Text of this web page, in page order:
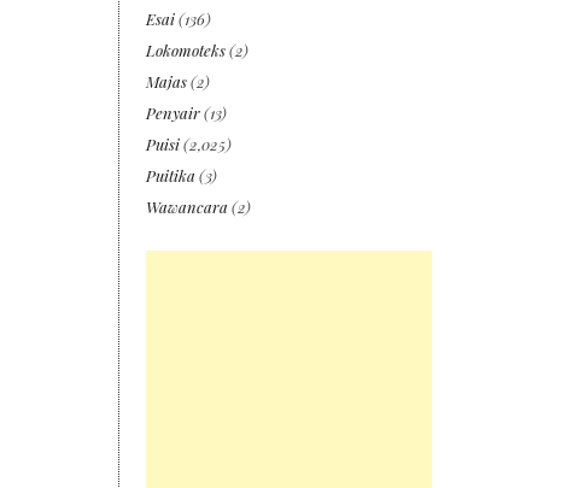
Esai(136)
Lokomoteks(2)
Majas(2)
Penyair(13)
Puisi(2,025)
Puitika (3)
Wawancara (2)